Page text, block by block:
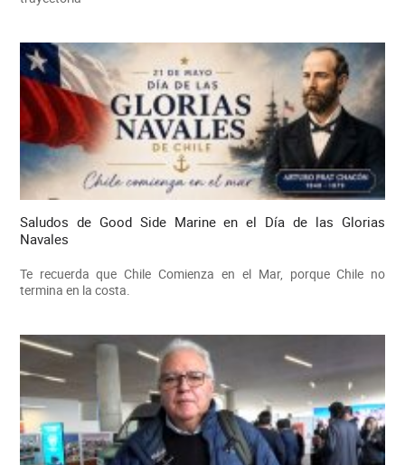
Saludos de Good Side Marine en el Día de las Glorias
Navales
Te recuerda que Chile Comienza en el Mar, porque Chile no
termina en la costa.